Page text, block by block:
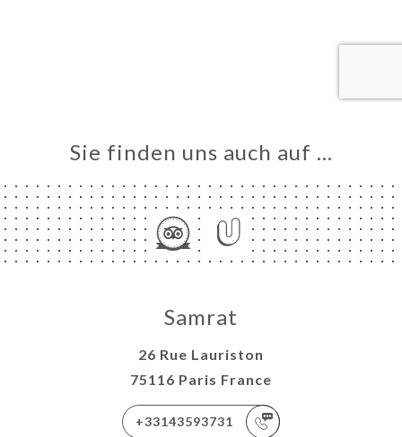
Sie finden uns auch auf …
Samrat
26 Rue Lauriston
75116 Paris France
+33143593731